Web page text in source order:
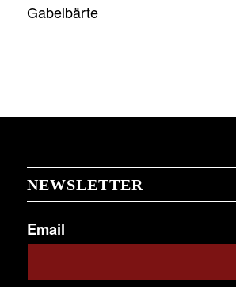
Gabelbärte
NEWSLETTER
Email